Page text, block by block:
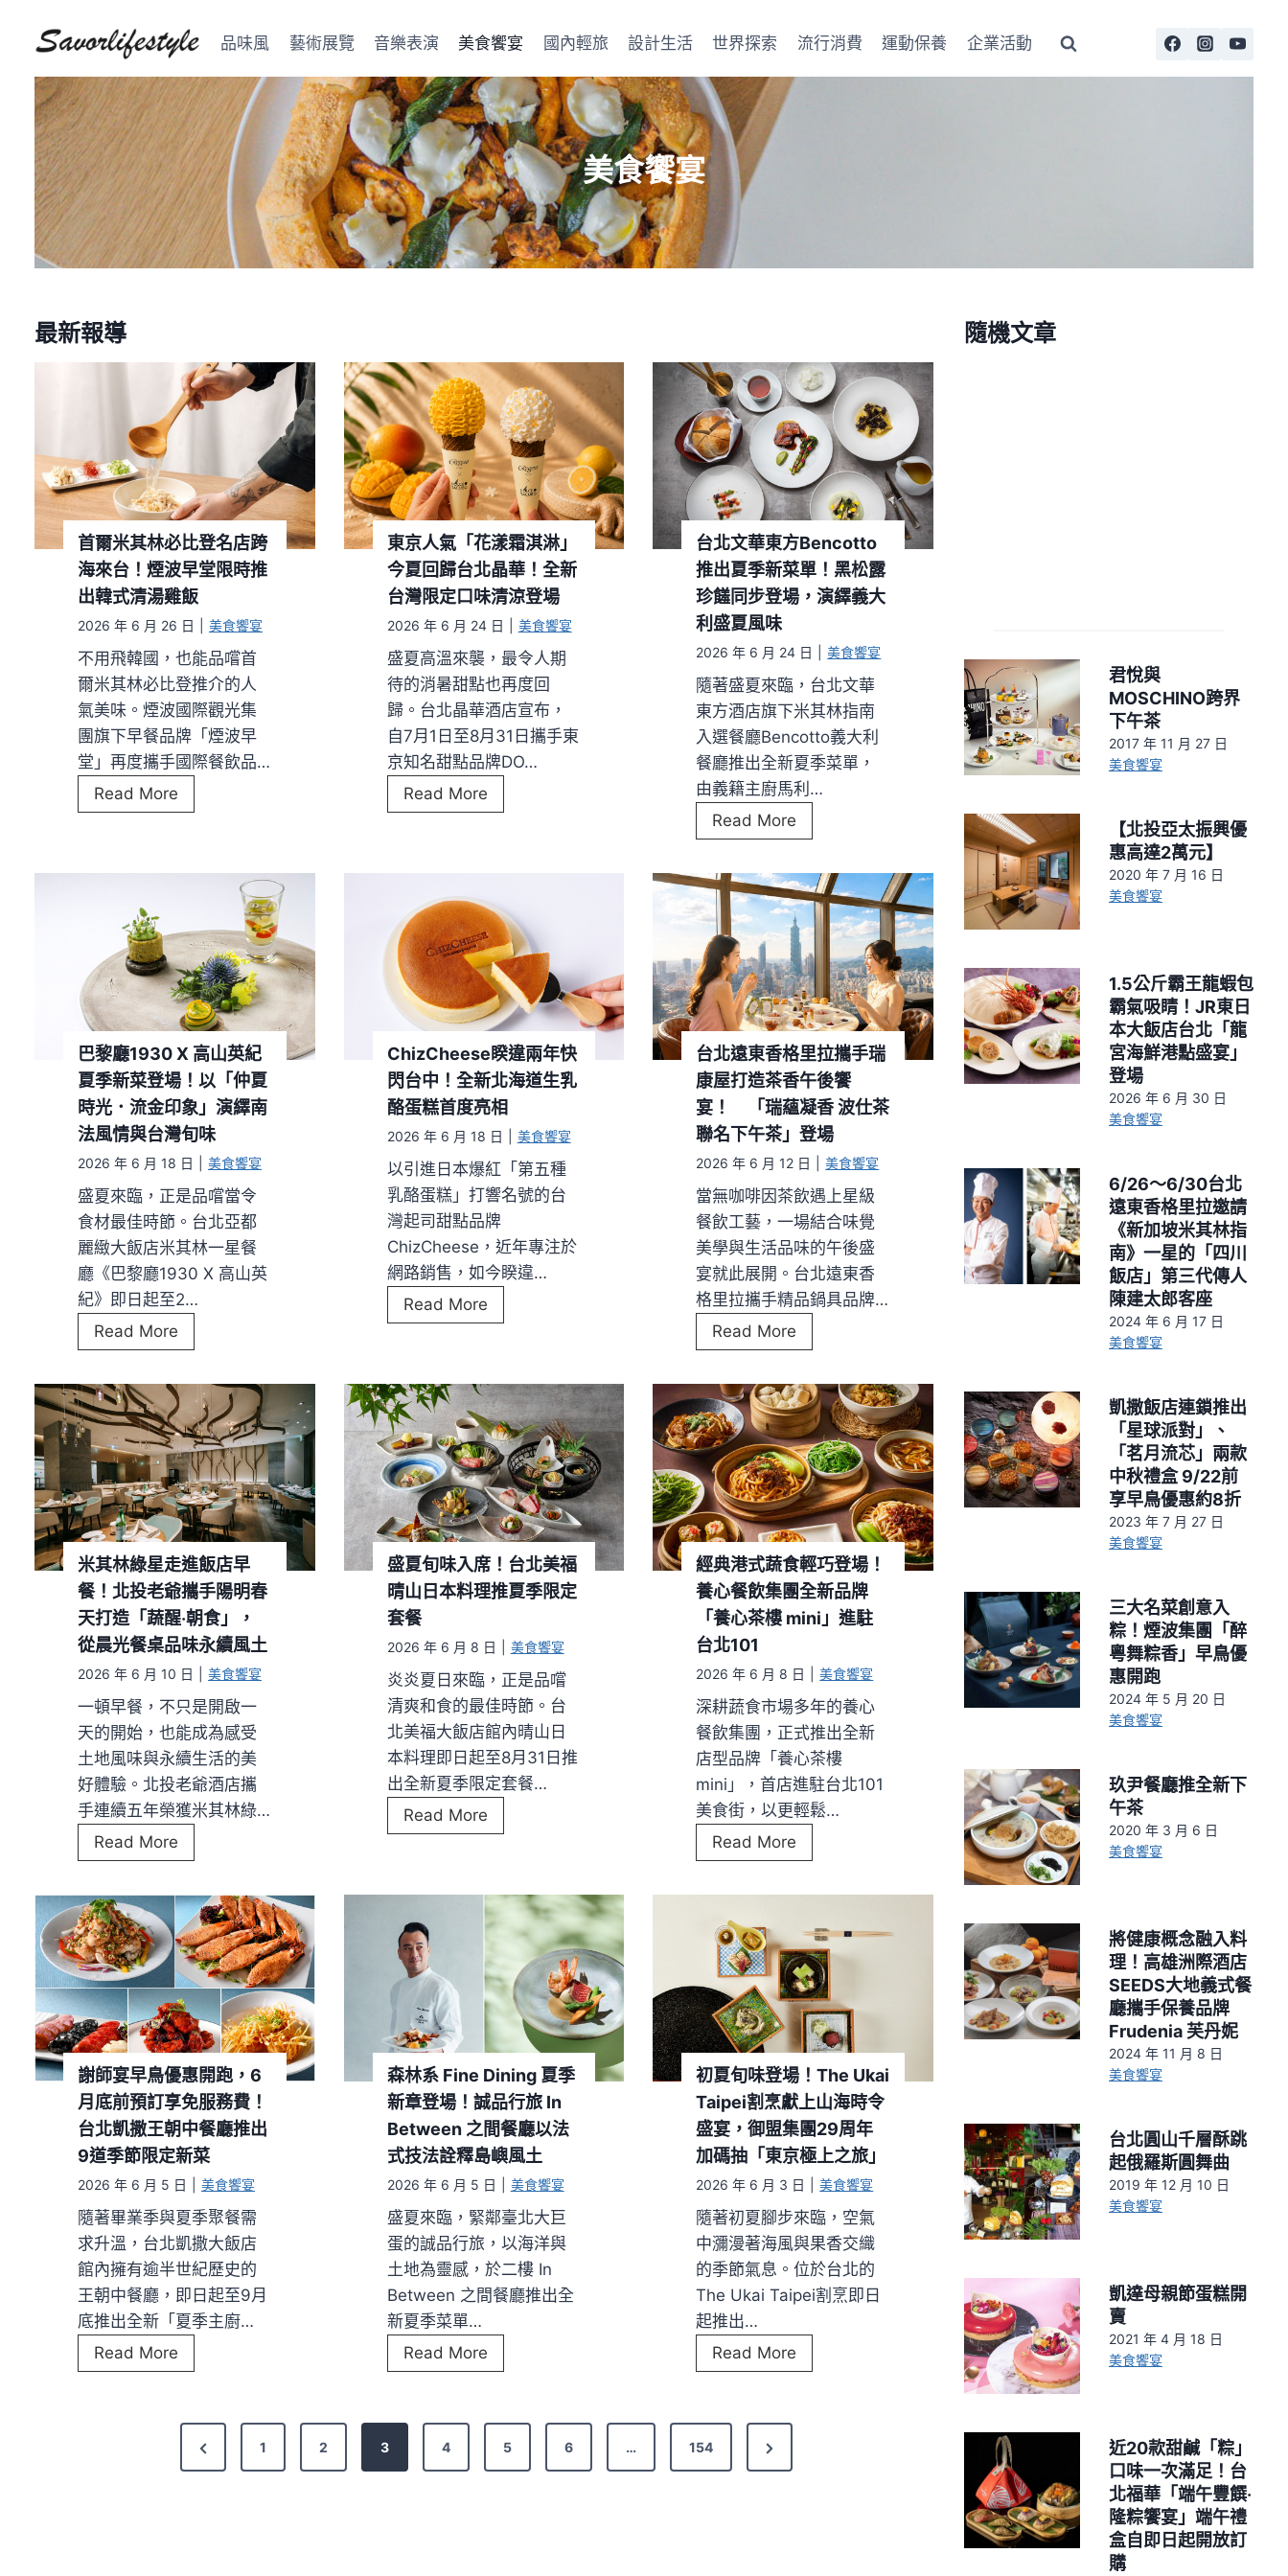
品味風 藝術展覽 音樂表演 美食饗宴 國內輕旅 設計生活 世界探索 流行消費 運動保養 企業活動
美食饗宴
最新報導
首爾米其林必比登名店跨
海來台！煙波早堂限時推
出韓式清湯雞飯
2026 年 6 月 26 日 美食饗宴
不用飛韓國，也能品嚐首
爾米其林必比登推介的人
氣美味。煙波國際觀光集
團旗下早餐品牌「煙波早
堂」再度攜手國際餐飲品…
Read More
爾
其
比
登
名
店
跨
海
來
台
！
波
堂
限
時
韓
式
清
湯
雞
飯
東京人氣「花漾霜淇淋」
今夏回歸台北晶華！全新
台灣限定口味清涼登場
2026 年 6 月 24 日 美食饗宴
盛夏高溫來襲，最令人期
待的消暑甜點也再度回
歸。台北晶華酒店宣布，
自7月1日至8月31日攜手東
京知名甜點品牌DO…
Read More東
京
花
漾
霜
淇
淋
」
今
夏
回
台
北
晶
華
！
全
灣
限
定
口
味
清
涼
登
場
台北文華東方Bencotto
推出夏季新菜單！黑松露
珍饈同步登場，演繹義大
利盛夏風味
2026 年 6 月 24 日 美食饗宴
隨著盛夏來臨，台北文華
東方酒店旗下米其林指南
入選餐廳Bencotto義大利
餐廳推出全新夏季菜單，
由義籍主廚馬利…
Read More
北
文
華
東
方
B
e
n
c
o
t
t
o
出
夏
季
新
菜
黑
松
露
珍
饈
同
步
登
場
，
繹
義
大
利
盛
夏
風
巴黎廳1930 X 高山英紀
夏季新菜登場！以「仲夏
時光．流金印象」演繹南
法風情與台灣旬味
2026 年 6 月 18 日 美食饗宴
盛夏來臨，正是品嚐當令
食材最佳時節。台北亞都
麗緻大飯店米其林一星餐
廳《巴黎廳1930 X 高山英
紀》即日起至2…
Read More
黎
廳
1
9
3
0
X
高
山
英
紀
夏
季
菜
登
場
！
以
夏
時
光
．
流
金
印
象
」
演
繹
南
法
風
情
與
台
灣
ChizCheese睽違兩年快
閃台中！全新北海道生乳
酪蛋糕首度亮相
2026 年 6 月 18 日 美食饗宴
以引進日本爆紅「第五種
乳酪蛋糕」打響名號的台
灣起司甜點品牌
ChizCheese，近年專注於
網路銷售，如今睽違…
Read MoreC
h
z
C
h
e
e
s
e
睽
違
年
閃
台
中
！
全
新
道
生
酪
蛋
首
度
亮
相
台北遠東香格里拉攜手瑞
康屋打造茶香午後饗
宴！ 「瑞蘊凝香 波仕茶
聯名下午茶」登場
2026 年 6 月 12 日 美食饗宴
當無咖啡因茶飲遇上星級
餐飲工藝，一場結合味覺
美學與生活品味的午後盛
宴就此展開。台北遠東香
格里拉攜手精品鍋具品牌…
Read More
北
遠
東
香
格
里
拉
攜
手
瑞
康
打
茶
香
午
後
饗
瑞
蘊
凝
香
波
仕
茶
聯
名
下
午
茶
」
登
米其林綠星走進飯店早
餐！北投老爺攜手陽明春
天打造「蔬醒‧朝食」，
從晨光餐桌品味永續風土
2026 年 6 月 10 日 美食饗宴
一頓早餐，不只是開啟一
天的開始，也能成為感受
土地風味與永續生活的美
好體驗。北投老爺酒店攜
手連續五年榮獲米其林綠…
Read More
其
林
綠
星
走
進
飯
店
早
餐
！
北
投
爺
攜
手
陽
明
盛夏旬味入席！台北美福
晴山日本料理推夏季限定
套餐
2026 年 6 月 8 日 美食饗宴
炎炎夏日來臨，正是品嚐
清爽和食的最佳時節。台
北美福大飯店館內晴山日
本料理即日起至8月31日推
出全新夏季限定套餐…
Read More盛
夏
味
入
席
！
台
北
美
福
晴
山
日
本
理
推
夏
季
限
定
經典港式蔬食輕巧登場！
養心餐飲集團全新品牌
「養心茶樓 mini」進駐
台北101
2026 年 6 月 8 日 美食饗宴
深耕蔬食市場多年的養心
餐飲集團，正式推出全新
店型品牌「養心茶樓
mini」，首店進駐台北101
美食街，以更輕鬆…
Read More
典
港
蔬
食
輕
巧
登
場
！
養
心
餐
集
團
全
新
品
謝師宴早鳥優惠開跑，6
月底前預訂享免服務費！
台北凱撒王朝中餐廳推出
9道季節限定新菜
2026 年 6 月 5 日 美食饗宴
隨著畢業季與夏季聚餐需
求升溫，台北凱撒大飯店
館內擁有逾半世紀歷史的
王朝中餐廳，即日起至9月
底推出全新「夏季主廚…
Read More
師
早
森林系 Fine Dining 夏季
新章登場！誠品行旅 In
Between 之間餐廳以法
式技法詮釋島嶼風土
2026 年 6 月 5 日 美食饗宴
盛夏來臨，緊鄰臺北大巨
蛋的誠品行旅，以海洋與
土地為靈感，於二樓 In
Between 之間餐廳推出全
新夏季菜單…
Read More森
林
F
初夏旬味登場！The Ukai
Taipei割烹獻上山海時令
盛宴，御盟集團29周年
加碼抽「東京極上之旅」
2026 年 6 月 3 日 美食饗宴
隨著初夏腳步來臨，空氣
中瀰漫著海風與果香交織
的季節氣息。位於台北的
The Ukai Taipei割烹即日
起推出…
Read More
夏
P
r
1 2 3 4 5 6 … 154
N
e
隨機文章
君悅與
MOSCHINO跨界
下午茶
2017 年 11 月 27 日
美食饗宴
【北投亞太振興優
惠高達2萬元】
2020 年 7 月 16 日
美食饗宴
1.5公斤霸王龍蝦包
霸氣吸睛！JR東日
本大飯店台北「龍
宮海鮮港點盛宴」
登場
2026 年 6 月 30 日
美食饗宴
6/26～6/30台北
遠東香格里拉邀請
《新加坡米其林指
南》一星的「四川
飯店」第三代傳人
陳建太郎客座
2024 年 6 月 17 日
美食饗宴
凱撒飯店連鎖推出
「星球派對」、
「茗月流芯」兩款
中秋禮盒 9/22前
享早鳥優惠約8折
2023 年 7 月 27 日
美食饗宴
三大名菜創意入
粽！煙波集團「醉
粵舞粽香」早鳥優
惠開跑
2024 年 5 月 20 日
美食饗宴
玖尹餐廳推全新下
午茶
2020 年 3 月 6 日
美食饗宴
將健康概念融入料
理！高雄洲際酒店
SEEDS大地義式餐
廳攜手保養品牌
Frudenia 芙丹妮
2024 年 11 月 8 日
美食饗宴
台北圓山千層酥跳
起俄羅斯圓舞曲
2019 年 12 月 10 日
美食饗宴
凱達母親節蛋糕開
賣
2021 年 4 月 18 日
美食饗宴
近20款甜鹹「粽」
口味一次滿足！台
北福華「端午豐饌‧
隆粽饗宴」端午禮
盒自即日起開放訂
購